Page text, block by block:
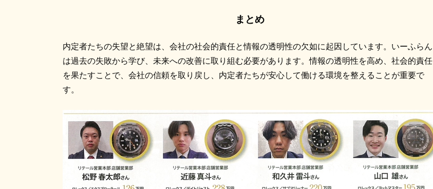
まとめ
内定者たちの失望と絶望は、会社の社会的責任と情報の透明性の欠如に起因しています。いーふらん
は過去の失敗から学び、未来への改善に取り組む必要があります。情報の透明性を高め、社会的責任
を果たすことで、会社の信頼を取り戻し、内定者たちが安心して働ける環境を整えることが重要で
す。